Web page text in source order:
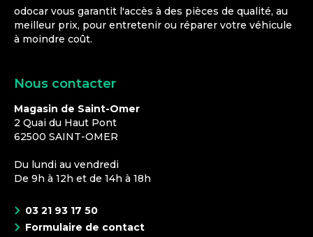
odocar vous garantit l'accès à des pièces de qualité, au
meilleur prix, pour entretenir ou réparer votre véhicule
à moindre coût.
Nous contacter
Magasin de Saint-Omer
2 Quai du Haut Pont
62500 SAINT-OMER
Du lundi au vendredi
De 9h à 12h et de 14h à 18h
03 21 93 17 50
Formulaire de contact